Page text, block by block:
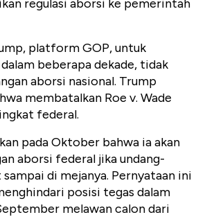
regulasi aborsi ke pemerintah
platform GOP, untuk
beberapa dekade, tidak
aborsi nasional. Trump
membatalkan Roe v. Wade
federal.
pada Oktober bahwa ia akan
aborsi federal jika undang-
di mejanya. Pernyataan ini
posisi tegas dalam
melawan calon dari